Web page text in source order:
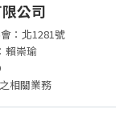
公司
：北1281號
賴崇瑜
相關業務